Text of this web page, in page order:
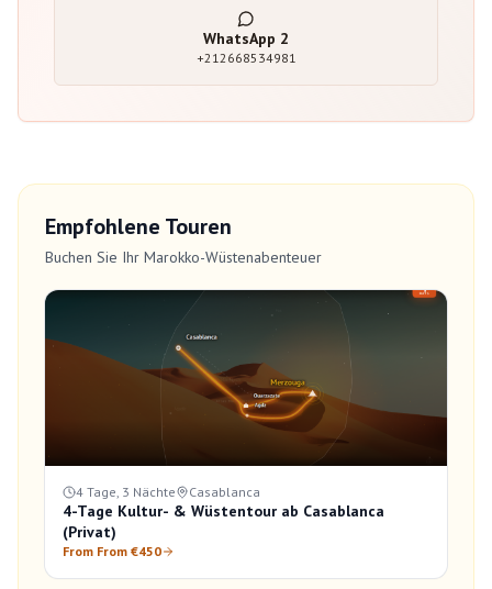
WhatsApp 2
+212668534981
Empfohlene Touren
Buchen Sie Ihr Marokko-Wüstenabenteuer
4 Tage, 3 Nächte Casablanca
4-Tage Kultur- & Wüstentour ab Casablanca
(Privat)
From From €450